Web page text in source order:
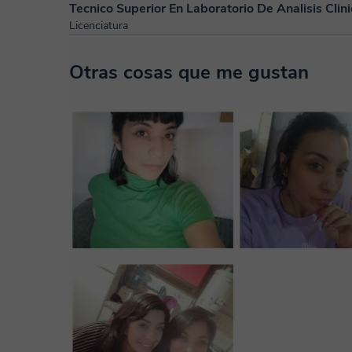
Tecnico Superior En Laboratorio De Analisis
Licenciatura
Otras cosas que me gustan